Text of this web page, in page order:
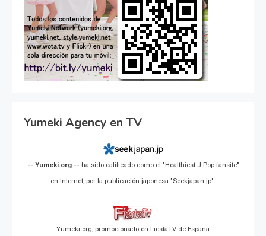
Yumeki Agency en TV
-- Yumeki.org -- ha sido calificado como el "Healthiest J-Pop fansite"
en Internet, por la publicación japonesa "Seekjapan.jp".
Yumeki.org, promocionado en FiestaTV de España